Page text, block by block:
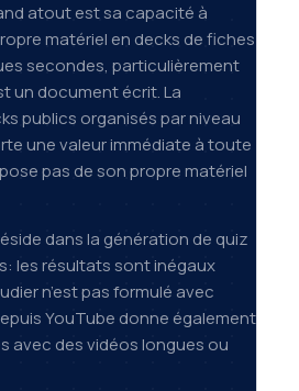
atout est sa capacité à
matériel en decks de fiches
secondes, particulièrement
un document écrit. La
publics organisés par niveau
une valeur immédiate à toute
pas de son propre matériel
dans la génération de quiz
les résultats sont inégaux
n’est pas formulé avec
YouTube donne également
avec des vidéos longues ou